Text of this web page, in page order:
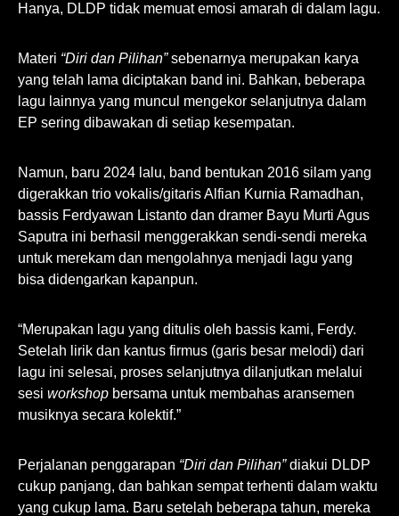
Hanya, DLDP tidak memuat emosi amarah di dalam lagu.
Materi “Diri dan Pilihan”sebenarnya merupakan karya
yang telah lama diciptakan band ini. Bahkan, beberapa
lagu lainnya yang muncul mengekor selanjutnya dalam
EP sering dibawakan di setiap kesempatan.
Namun, baru 2024 lalu, band bentukan 2016 silam yang
digerakkan trio vokalis/gitaris Alfian Kurnia Ramadhan,
bassis Ferdyawan Listanto dan dramer Bayu Murti Agus
Saputra ini berhasil menggerakkan sendi-sendi mereka
untuk merekam dan mengolahnya menjadi lagu yang
bisa didengarkan kapanpun.
“Merupakan lagu yang ditulis oleh bassis kami, Ferdy.
Setelah lirik dan kantus firmus (garis besar melodi) dari
lagu ini selesai, proses selanjutnya dilanjutkan melalui
sesi workshop bersama untuk membahas aransemen
musiknya secara kolektif.”
Perjalanan penggarapan “Diri dan Pilihan”diakui DLDP
cukup panjang, dan bahkan sempat terhenti dalam waktu
yang cukup lama. Baru setelah beberapa tahun, mereka